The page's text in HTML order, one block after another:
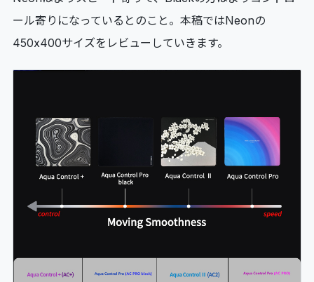
ール寄りになっているとのこと。本稿ではNeonの
450x400サイズをレビューしていきます。